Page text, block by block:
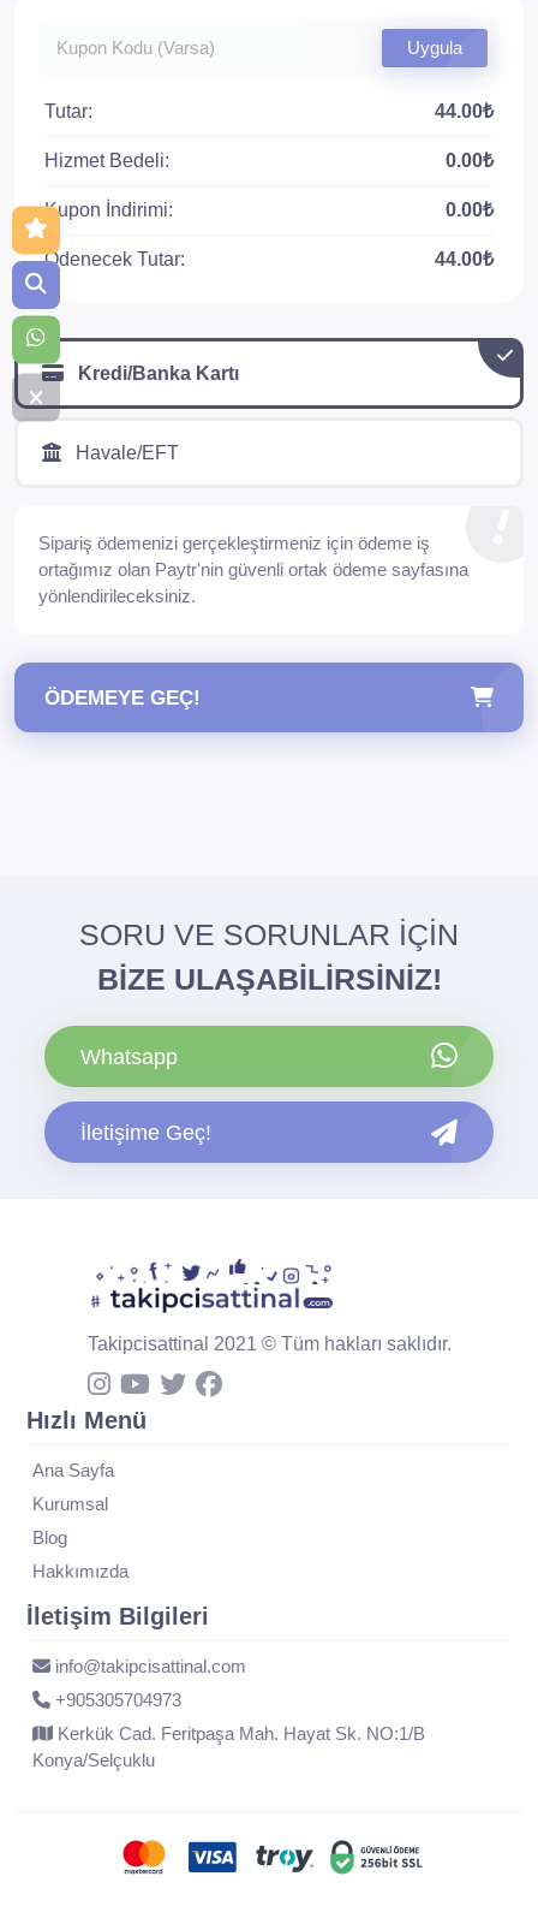
Uygula
Tutar: 44.00₺
Hizmet Bedeli: 0.00₺
Kupon İndirimi: 0.00₺
Ödenecek Tutar: 44.00₺
Kredi/Banka Kartı
Havale/EFT
Sipariş ödemenizi gerçekleştirmeniz için ödeme iş
ortağımız olan Paytr'nin güvenli ortak ödeme sayfasına
yönlendirileceksiniz.
ÖDEMEYE GEÇ!
SORU VE SORUNLAR İÇİN
BİZE ULAŞABİLİRSİNİZ!
Whatsapp
İletişime Geç!
Takipcisattinal 2021 © Tüm hakları saklıdır.
Hızlı Menü
Ana Sayfa
Kurumsal
Blog
Hakkımızda
İletişim Bilgileri
info@takipcisattinal.com
+905305704973
Kerkük Cad. Feritpaşa Mah. Hayat Sk. NO:1/B
Konya/Selçuklu